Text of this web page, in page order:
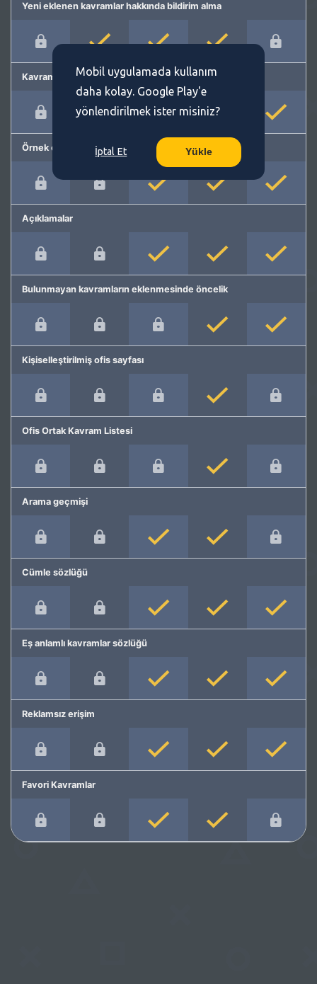
Yeni eklenen kavramlar hakkında bildirim alma
Kavram önerme
Örnek cümleler
Açıklamalar
Bulunmayan kavramların eklenmesinde öncelik
Kişiselleştirilmiş ofis sayfası
Ofis Ortak Kavram Listesi
Arama geçmişi
Cümle sözlüğü
Eş anlamlı kavramlar sözlüğü
Reklamsız erişim
Favori Kavramlar
Mobil uygulamada kullanım
daha kolay. Google Play'e
yönlendirilmek ister misiniz?
İptal Et Yükle